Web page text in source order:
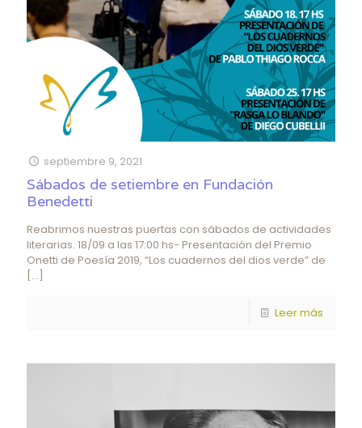
septiembre 9, 2021
Sábados de setiembre en Fundación
Benedetti
Reabrimos nuestras puertas con sábados de actividades
literarias. 18/09 a las 17:00 hs- Presentación del Premio
Onetti de Poesía 2019, “Los cuadernos del dios verde” de
[…]
Leer más